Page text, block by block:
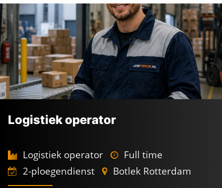
Logistiek operator
Logistiek operator
Full time
2-ploegendienst
Botlek Rotterdam